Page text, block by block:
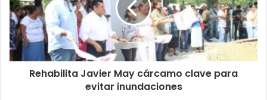
Rehabilita Javier May cárcamo clave para
evitar inundaciones